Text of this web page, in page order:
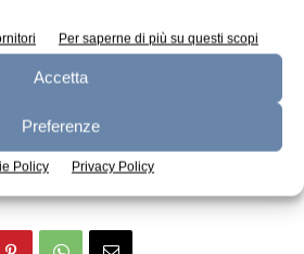
Per saperne di più su questi scopi
Accetta
Preferenze
Policy Privacy Policy
di formazione